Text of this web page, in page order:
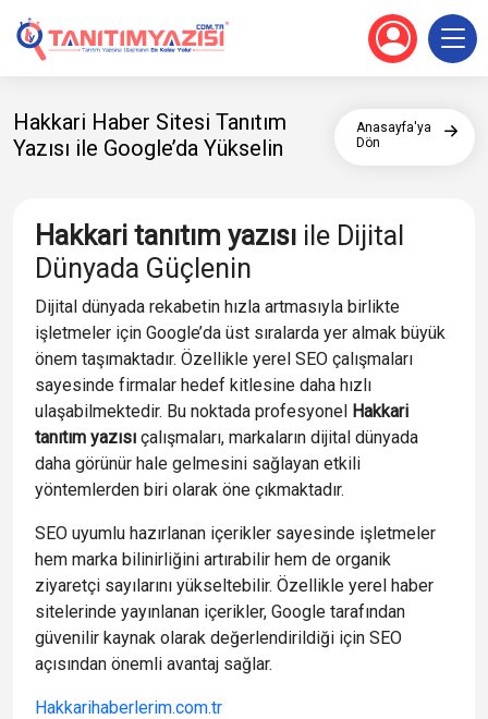
Hakkari Haber Sitesi Tanıtım
Yazısı ile Google’da Yükselin
Anasayfa'ya
Dön
Hakkari tanıtım yazısı ile Dijital
Dünyada Güçlenin
Dijital dünyada rekabetin hızla artmasıyla birlikte
işletmeler için Google’da üst sıralarda yer almak büyük
önem taşımaktadır. Özellikle yerel SEO çalışmaları
sayesinde firmalar hedef kitlesine daha hızlı
ulaşabilmektedir. Bu noktada profesyonel Hakkari
tanıtım yazısı çalışmaları, markaların dijital dünyada
daha görünür hale gelmesini sağlayan etkili
yöntemlerden biri olarak öne çıkmaktadır.
SEO uyumlu hazırlanan içerikler sayesinde işletmeler
hem marka bilinirliğini artırabilir hem de organik
ziyaretçi sayılarını yükseltebilir. Özellikle yerel haber
sitelerinde yayınlanan içerikler, Google tarafından
güvenilir kaynak olarak değerlendirildiği için SEO
açısından önemli avantaj sağlar.
Hakkarihaberlerim.com.tr